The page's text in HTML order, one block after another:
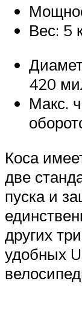
Вес: 5
420
Макс.
Коса
две
пуска и
других
удобных